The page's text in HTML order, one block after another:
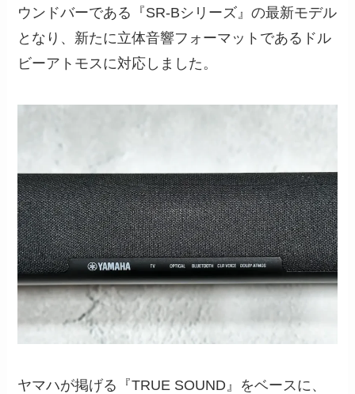
ウンドバーである『SR-Bシリーズ』の最新モデル
となり、新たに立体音響フォーマットであるドル
ビーアトモスに対応しました。
ヤマハが掲げる『TRUE SOUND』をベースに、